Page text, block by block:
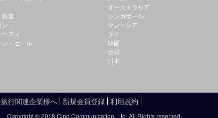
鉄道
ン
ーティ
ン・セール
オーストラリア
シンガポール
マレーシア
タイ
韓国
台湾
日本
行関連企業様へ 新規会員登録 利用規約
Copyright © 2018 Cinq Communication, Ltd. All Rights reserved.